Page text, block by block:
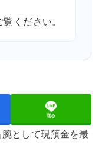
覧ください。
送る
として現預金を最